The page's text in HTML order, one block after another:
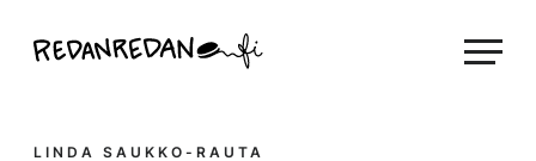
suoraan
Linda Saukko-Rauta, Redanredan Oy
piirrosvideoita
LINDA SAUKKO-RAUTA